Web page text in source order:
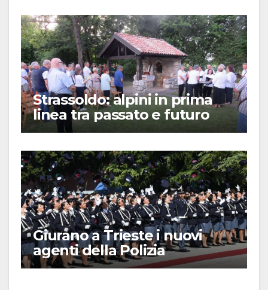
Strassoldo: alpini in prima
linea tra passato e futuro
Giurano a Trieste i nuovi
agenti della Polizia